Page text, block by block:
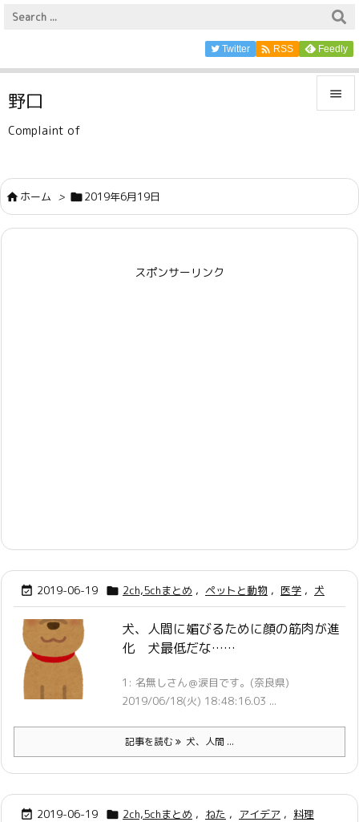

サイド

前へ
Twitter  RSS Feedly
野口
Complaint of
ホーム > 2019年6月19日
スポンサーリンク
 2019-06-19  2ch,5chまとめ , ペットと動物 , 医学 , 犬
犬、人間に媚びるために顔の筋肉が進
化 犬最低だな……
1: 名無しさん＠涙目です。(奈良県)
2019/06/18(火) 18:48:16.03 ...
記事を読む 犬、人間 ...
 2019-06-19  2ch,5chまとめ , ねた , アイデア , 料理